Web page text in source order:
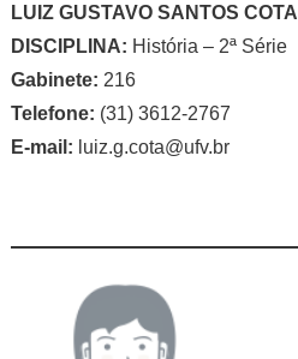
LUIZ GUSTAVO SANTOS COTA
DISCIPLINA: História – 2ª Série
Gabinete: 216
Telefone: (31) 3612-2767
E-mail: luiz.g.cota@ufv.br